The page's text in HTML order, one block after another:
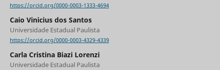
https://orcid.org/0000-0003-1333-4694
Caio Vinicius dos Santos
Universidade Estadual Paulista
https://orcid.org/0000-0003-4329-4339
Carla Cristina Biazi Lorenzi
Universidade Estadual Paulista